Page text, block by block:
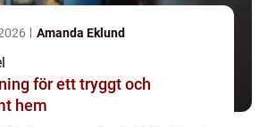
Amanda Eklund
för ett tryggt och
hem